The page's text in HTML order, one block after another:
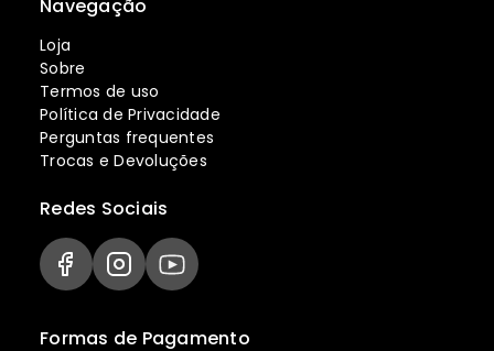
Navegação
Loja
Sobre
Termos de uso
Política de Privacidade
Perguntas frequentes
Trocas e Devoluções
Formas de Pagamento
Redes Sociais